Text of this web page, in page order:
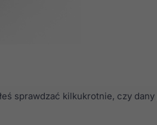
sprawdzać kilkukrotnie, czy dany